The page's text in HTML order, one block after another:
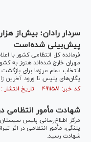
سردار رادان: بیش‌از
پیش‌بینی شده‌است
مهران خارج شده‌اند هنوز به
انتخاب تمام مرز‌ها برای
یگان‌های پلیس تا ورود آخرین
کد خبر: ۴۹۱۱۵۸۱ تاریخ انتشار : ۱۴۰۵/۰۵/۱۳
شهادت مأمور انتظامی
مرکز اطلاع‌رسانی پلیس
پلنگی، مأمور انتظامی در اثر
شهادت رسید.